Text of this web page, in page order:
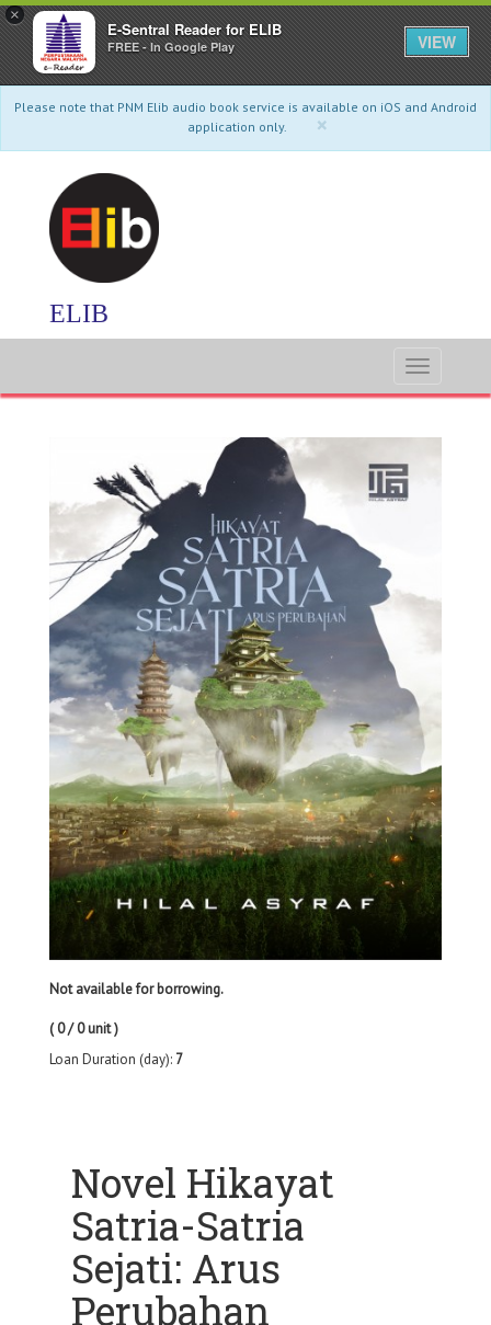
×
E-Sentral Reader for ELIB
FREE - In Google Play VIEW
Please note that PNM Elib audio book service is available on iOS and Android
application only.
×
ELIB
Toggle
Not available for borrowing.
( 0 / 0 unit )
Loan Duration (day): 7
Novel Hikayat
Satria-Satria
Sejati: Arus
Perubahan